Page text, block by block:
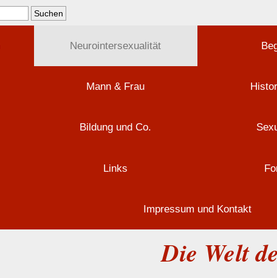
Neurointersexualität
Mann & Frau
Bildung und Co.
Links
Impressum und Kontakt
Die Welt